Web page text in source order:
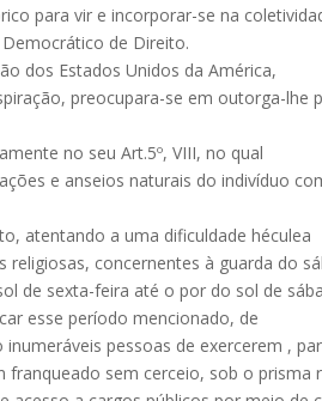
para vir e incorporar-se na
de Direito.
dos Estados Unidos da América,
preocupara-se em outorga-lhe
no seu Art.5º, VIII, no qual
e anseios naturais do indivíduo
atentando a uma dificuldade héculea
concernentes à guarda do
de sexta-feira até o por do sol de
esse período mencionado, de
pessoas de exercerem ,
sem cerceio, sob o prisma